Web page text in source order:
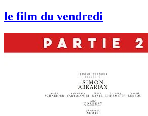
le film du vendredi